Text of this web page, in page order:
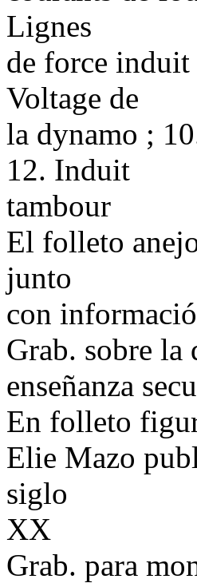
Lignes
de force induit
Voltage de
la dynamo ;
12. Induit
tambour
El folleto
junto
con
Grab. sobre la
enseñanza
En folleto
Elie Mazo
siglo
XX
Grab. para